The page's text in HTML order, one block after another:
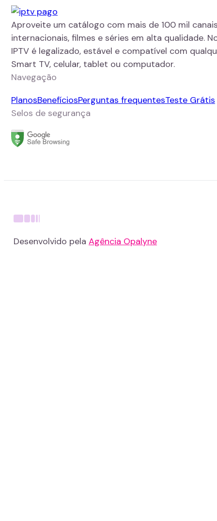
Aproveite um catálogo com mais de 100 mil
internacionais, filmes e séries em alta qualidade.
IPTV é legalizado, estável e compatível com
Smart TV, celular, tablet ou computador.
Navegação
PlanosBenefíciosPerguntas frequentesTeste Grátis
Selos de segurança
Desenvolvido pela Agência Opalyne